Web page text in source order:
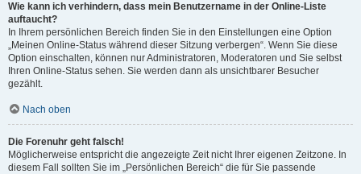
Wie kann ich verhindern, dass mein Benutzername in der Online-Liste
auftaucht?
In Ihrem persönlichen Bereich finden Sie in den Einstellungen eine Option
„Meinen Online-Status während dieser Sitzung verbergen“. Wenn Sie diese
Option einschalten, können nur Administratoren, Moderatoren und Sie selbst
Ihren Online-Status sehen. Sie werden dann als unsichtbarer Besucher
gezählt.
Nach oben
Die Forenuhr geht falsch!
Möglicherweise entspricht die angezeigte Zeit nicht Ihrer eigenen Zeitzone. In
diesem Fall sollten Sie im „Persönlichen Bereich“ die für Sie passende